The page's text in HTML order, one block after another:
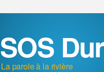
SOS
La parole à la rivière